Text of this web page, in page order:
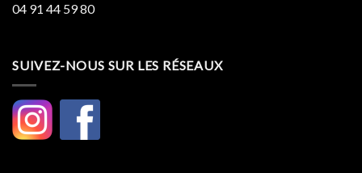
04 91 44 59 80
SUIVEZ-NOUS SUR LES RÉSEAUX